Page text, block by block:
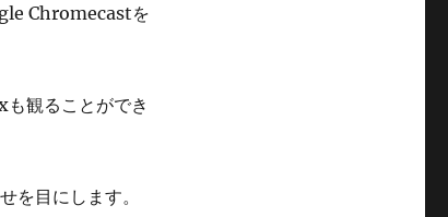
Chromecastを
観ることができ
を目にします。